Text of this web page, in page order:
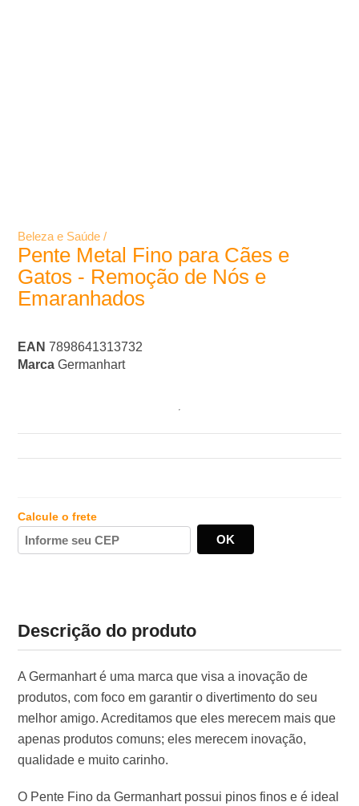
Beleza e Saúde /
Pente Metal Fino para Cães e
Gatos - Remoção de Nós e
Emaranhados
EAN 7898641313732
Marca Germanhart
Calcule o frete
Descrição do produto
A Germanhart é uma marca que visa a inovação de
produtos, com foco em garantir o divertimento do seu
melhor amigo. Acreditamos que eles merecem mais que
apenas produtos comuns; eles merecem inovação,
qualidade e muito carinho.
O Pente Fino da Germanhart possui pinos finos e é ideal